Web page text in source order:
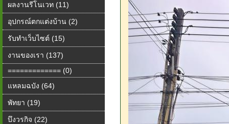
ผลงานรีโนเวท (11)
อุปกรณ์ตกแต่งบ้าน (2)
รับทำเว็บไซต์ (15)
งานของเรา (137)
============= (0)
แหลมฉบัง (64)
พัทยา (19)
บึงวรกิจ (22)